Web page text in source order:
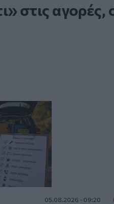
στις αγορές,
05.08.2026 - 09:20